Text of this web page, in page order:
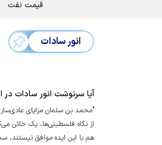
قیمت نفت برنت ۵ درصد
انور سادات
آیا سرنوشت انور سادات
"محمد بن سلمان مزایای
از نگاه فلسطینی‌ها، یک خائن
هم با این ایده موافق